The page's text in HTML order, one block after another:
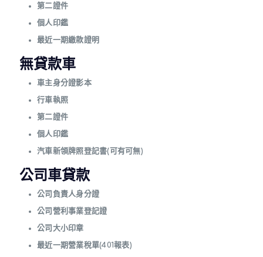
第二證件
個人印鑑
最近一期繳款證明
無貸款車
車主身分證影本
行車執照
第二證件
個人印鑑
汽車新領牌照登記書(可有可無)
公司車貸款
公司負責人身分證
公司營利事業登記證
公司大小印章
最近一期營業稅單(401報表)